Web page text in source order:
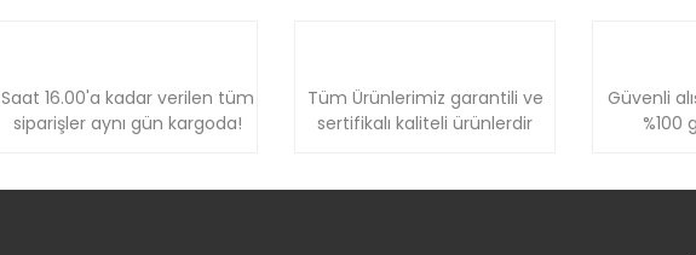
Saat 16.00'a kadar verilen tüm
siparişler aynı gün kargoda!
Tüm Ürünlerimiz garantili ve
sertifikalı kaliteli ürünlerdir
Güvenli
%100